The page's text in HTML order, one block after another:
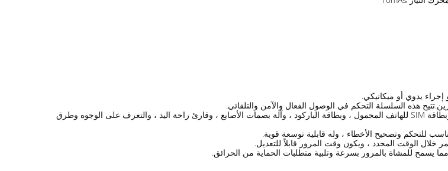
يدوي أو ميكانيكي.
◆ يمكن دمجه مع العديد من أجهزة التحكم في الوصول ، مثل: بطاقة الهوية ، وبطاقة IC ، وبطاقة SIM للهاتف المحمول ، وبطاقة الباركود ، وآلة بصمات الأصابع ، وقارئ راحة اليد ، والتعرف على الوجوه وطرق
للتحكم وتصحيح الأخطاء ، وله قابلية توسعة قوية.
خلال الوقت المحدد ، ويكون وقت المرور قابلاً للتعديل.